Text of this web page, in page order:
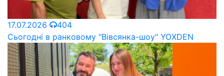
17.07.2026
404
Сьогодні в ранковому "Вівсянка-шоу" YOXDEN